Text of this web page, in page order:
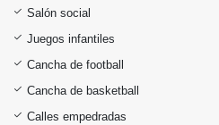
Salón social
Juegos infantiles
Cancha de football
Cancha de basketball
Calles empedradas